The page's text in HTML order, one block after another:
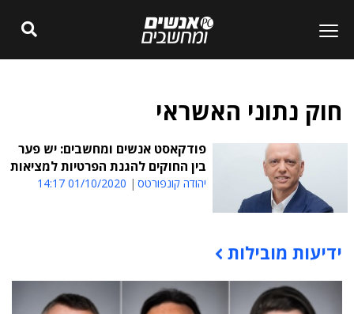
חוק נתוני האשראי
פודקאסט אנשים ומחשבים: יש פער
בין החוקים להגנת הפרטיות למציאות
יהודה קונפורטס 01/10/2020 14:17
תוכן פרסומי
ידיעות מובילות